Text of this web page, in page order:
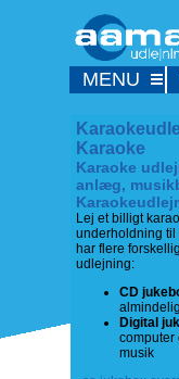
Karaoke
Karaoke
anlæg,
Lej et billigt
underholdning til
har flere
udlejning:
CD
Digital
computer
musik
MENU